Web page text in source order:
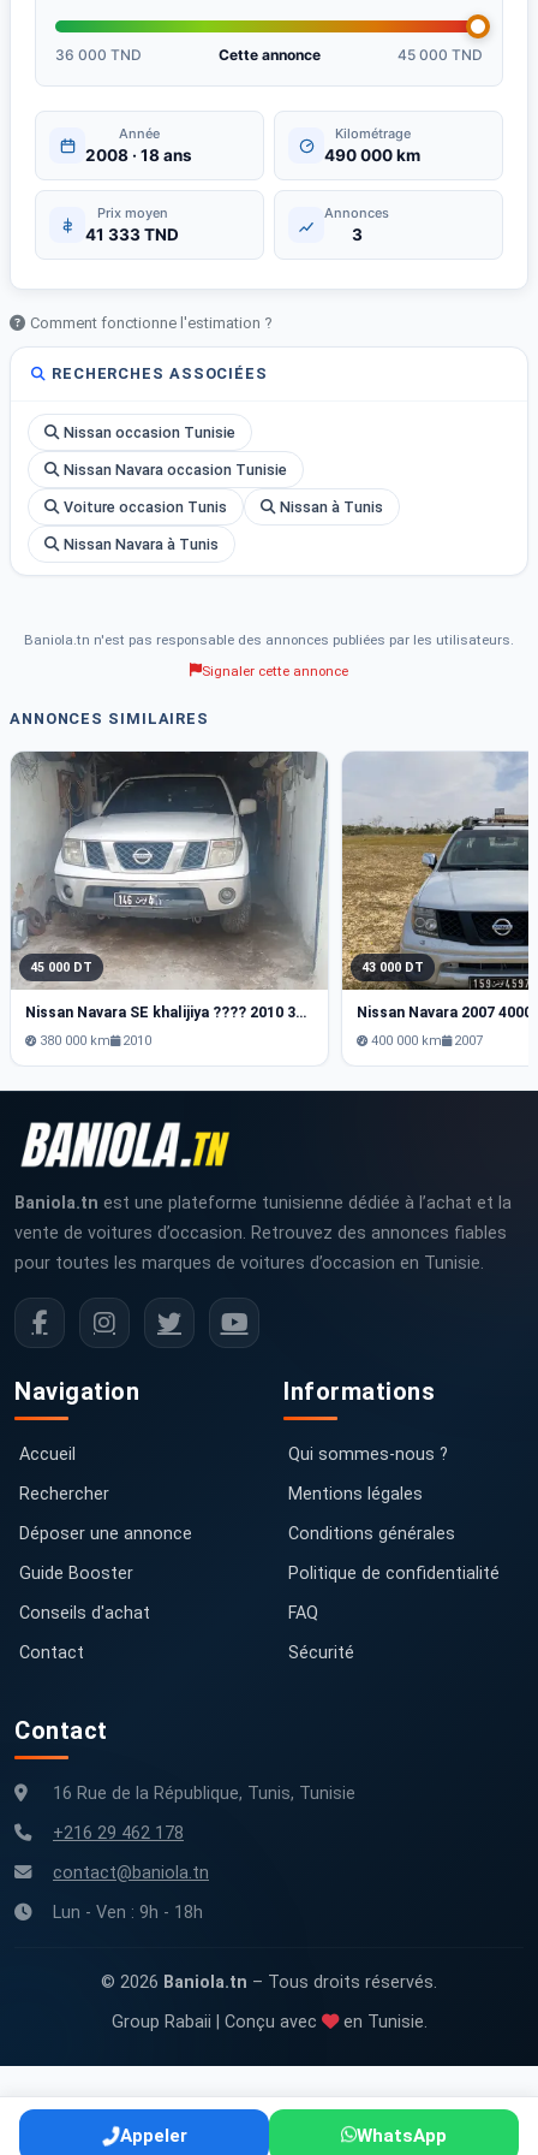
36 000 TND Cette annonce 45 000 TND
Année
2008 · 18 ans
Kilométrage
490 000 km
Prix moyen
41 333 TND
Annonces
3
Comment fonctionne l'estimation ?
RECHERCHES ASSOCIÉES
Nissan occasion Tunisie
Nissan Navara occasion Tunisie
Voiture occasion Tunis Nissan à Tunis
Nissan Navara à Tunis
Baniola.tn n'est pas responsable des annonces publiées par les utilisateurs.
Signaler cette annonce
ANNONCES SIMILAIRES
45 000 DT
Nissan Navara SE khalijiya ???? 2010 380000 km
380 000 km 2010
43 000 DT
Nissan Navara 2007
400 000 km 2007
Appeler WhatsApp
Baniola.tn est une plateforme tunisienne dédiée à l’achat et la
vente de voitures d’occasion. Retrouvez des annonces fiables
pour toutes les marques de voitures d’occasion en Tunisie.
Navigation
Accueil
Rechercher
Déposer une annonce
Guide Booster
Conseils d'achat
Contact
Informations
Qui sommes-nous ?
Mentions légales
Conditions générales
Politique de confidentialité
FAQ
Sécurité
Contact
16 Rue de la République, Tunis, Tunisie
+216 29 462 178
contact@baniola.tn
Lun - Ven : 9h - 18h
© 2026 Baniola.tn – Tous droits réservés.
Group Rabaii | Conçu avec
en Tunisie.